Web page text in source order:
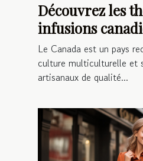
Découvrez les
infusions
saveurs uniques
authentiques
Le Canada est un pays
culture multiculturelle et
artisanaux de qualité...